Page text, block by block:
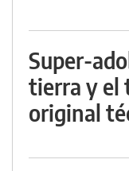
Super-
tierra y el
original